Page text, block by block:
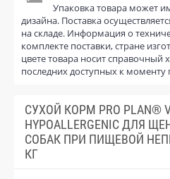
Упаковка товара может
дизайна. Поставка
на складе. Информация о
комплекте поставки, стране
цвете товара носит справочный
последних доступных к моменту
СУХОЙ КОРМ PRO PLAN®
HYPOALLERGENIC ДЛЯ
СОБАК ПРИ ПИЩЕВОЙ
КГ